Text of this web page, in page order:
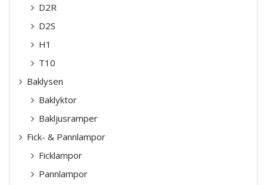
D2R
D2S
H1
T10
Baklysen
Baklyktor
Bakljusramper
Fick- & Pannlampor
Ficklampor
Pannlampor